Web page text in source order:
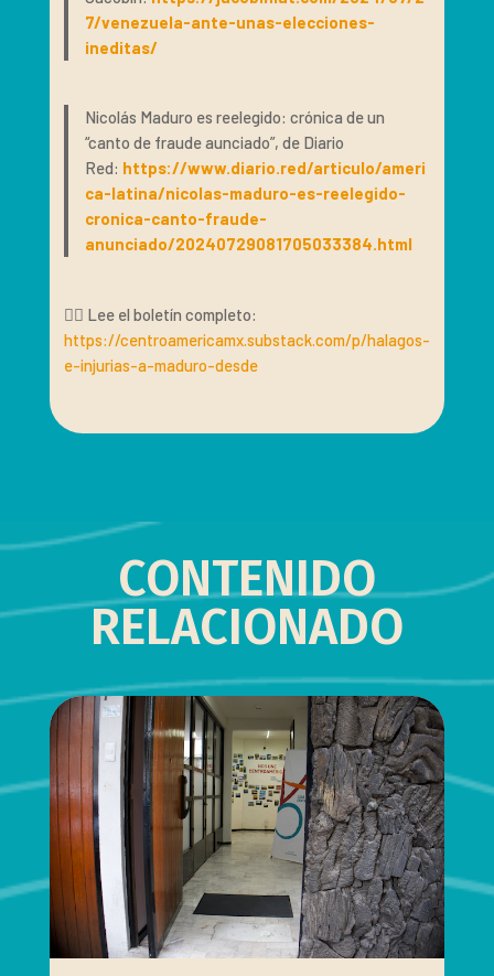
7/venezuela-ante-unas-elecciones-
ineditas/
Nicolás Maduro es reelegido: crónica de un
“canto de fraude aunciado”, de Diario
Red: https://www.diario.red/articulo/ameri
ca-latina/nicolas-maduro-es-reelegido-
cronica-canto-fraude-
anunciado/20240729081705033384.html
👉🏽 Lee el boletín completo:
https://centroamericamx.substack.com/p/halagos-
e-injurias-a-maduro-desde
CONTENIDO
RELACIONADO